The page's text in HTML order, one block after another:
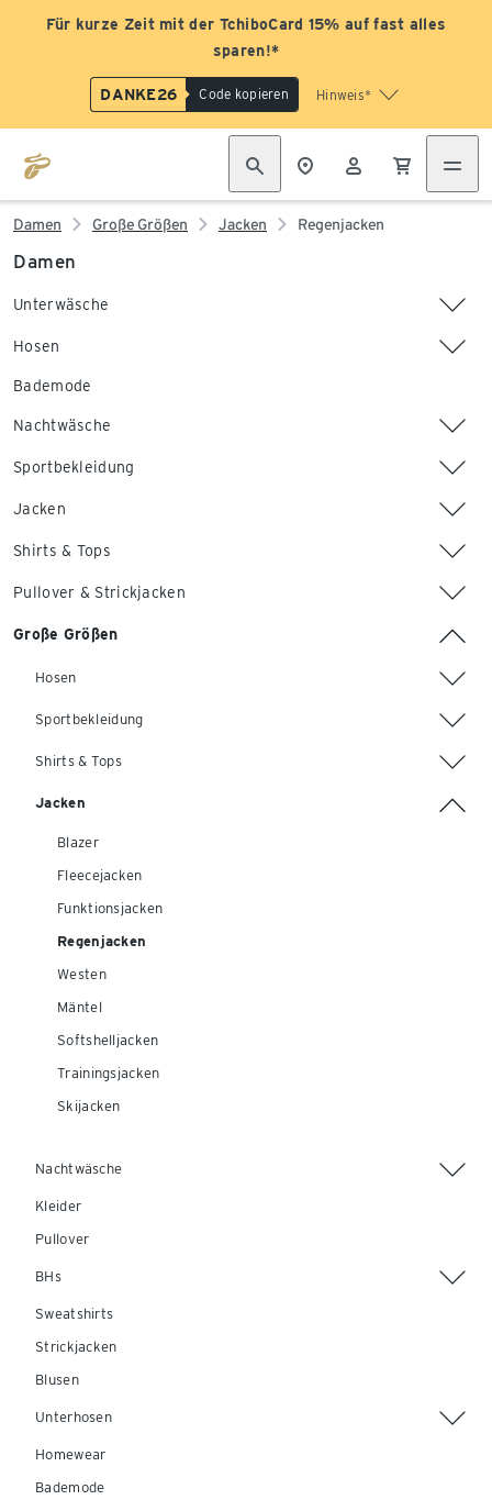
Für kurze Zeit mit der TchiboCard 15% auf fast alles
sparen!*
DANKE26 Code kopieren Hinweis*
Damen Große Größen Jacken Regenjacken
Damen
Unterwäsche
Hosen
Bademode
Nachtwäsche
Sportbekleidung
Jacken
Shirts & Tops
Pullover & Strickjacken
Große Größen
Hosen
Sportbekleidung
Shirts & Tops
Jacken
Blazer
Fleecejacken
Funktionsjacken
Regenjacken
Westen
Mäntel
Softshelljacken
Trainingsjacken
Skijacken
Nachtwäsche
Kleider
Pullover
BHs
Sweatshirts
Strickjacken
Blusen
Unterhosen
Homewear
Bademode